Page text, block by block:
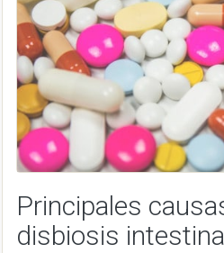
Principales
disbiosis